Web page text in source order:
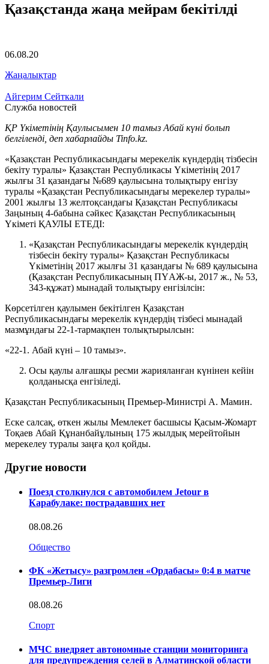
Қазақстанда жаңа мейрам бекітілді
06.08.20
Жаңалықтар
Айгерим Сейткали
Служба новостей
ҚР Үкіметінің Қаулысымен 10 тамыз Абай күні болып
белгіленді, деп хабарлайды Tinfo.kz.
«Қазақстан Республикасындағы мерекелік күндердің тізбесін
бекіту туралы» Қазақстан Республикасы Үкіметінің 2017
жылғы 31 қазандағы №689 қаулысына толықтыру енгізу
туралы «Қазақстан Республикасындағы мерекелер туралы»
2001 жылғы 13 желтоқсандағы Қазақстан Республикасы
Заңының 4-бабына сәйкес Қазақстан Республикасының
Үкіметі ҚАУЛЫ ЕТЕДІ:
«Қазақстан Республикасындағы мерекелік күндердің
тізбесін бекіту туралы» Қазақстан Республикасы
Үкіметінің 2017 жылғы 31 қазандағы № 689 қаулысына
(Қазақстан Республикасының ПҮАЖ-ы, 2017 ж., № 53,
343-құжат) мынадай толықтыру енгізілсін:
Көрсетілген қаулымен бекітілген Қазақстан
Республикасындағы мерекелік күндердің тізбесі мынадай
мазмұндағы 22-1-тармақпен толықтырылсын:
«22-1. Абай күні – 10 тамыз».
Осы қаулы алғашқы ресми жарияланған күнінен кейін
қолданысқа енгізіледі.
Қазақстан Республикасының Премьер-Министрі А. Мамин.
Еске салсақ, өткен жылы Мемлекет басшысы Қасым-Жомарт
Тоқаев Абай Құнанбайұлының 175 жылдық мерейтойын
мерекелеу туралы заңға қол қойды.
Другие новости
Поезд столкнулся с автомобилем Jetour в
Карабулаке: пострадавших нет
08.08.26
Общество
ФК «Жетысу» разгромлен «Ордабасы» 0:4 в матче
Премьер-Лиги
08.08.26
Спорт
МЧС внедряет автономные станции мониторинга
для предупреждения селей в Алматинской области